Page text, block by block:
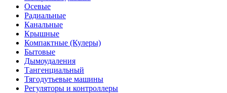
Осевые
Радиальные
Канальные
Крышные
Компактные (Кулеры)
Бытовые
Дымоудаления
Тангенциальный
Тягодутьевые машины
Регуляторы и контроллеры